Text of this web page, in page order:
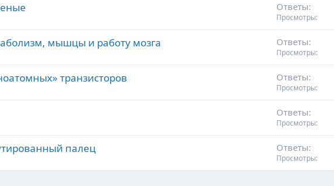
Ответы
Просмотры
мышцы и работу мозга Ответы
Просмотры
транзисторов Ответы
Просмотры
Ответы
Просмотры
палец Ответы
Просмотры